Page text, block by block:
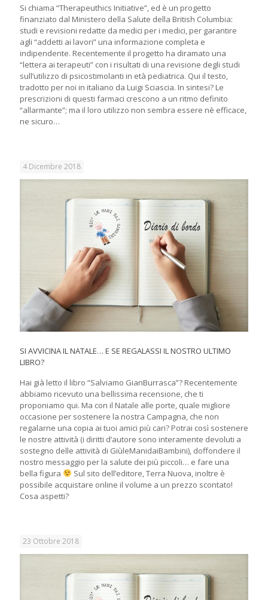
Si chiama “Therapeuthics Initiative”, ed è un progetto
finanziato dal Ministero della Salute della British Columbia:
studi e revisioni redatte da medici per i medici, per garantire
agli “addetti ai lavori” una informazione completa e
indipendente. Recentemente il progetto ha diramato una
“lettera ai terapeuti” con i risultati di una revisione degli studi
sull’utilizzo di psicostimolanti in età pediatrica. Qui il testo,
tradotto per noi in italiano da Luigi Sciascia. In sintesi? Le
prescrizioni di questi farmaci crescono a un ritmo definito
“allarmante”; ma il loro utilizzo non sembra essere nè efficace,
ne sicuro…
4 Dicembre 2018
SI AVVICINA IL NATALE… E SE REGALASSI IL NOSTRO ULTIMO
LIBRO?
Hai già letto il libro “Salviamo GianBurrasca”? Recentemente
abbiamo ricevuto una bellissima recensione, che ti
proponiamo qui. Ma con il Natale alle porte, quale migliore
occasione per sostenere la nostra Campagna, che non
regalarne una copia ai tuoi amici più cari? Potrai così sostenere
le nostre attività (i diritti d’autore sono interamente devoluti a
sostegno delle attività di GiùleManidaiBambini), doffondere il
nostro messaggio per la salute dei più piccoli… e fare una
bella figura
Sul sito dell’editore, Terra Nuova, inoltre è
possibile acquistare online il volume a un prezzo scontato!
Cosa aspetti?
23 Ottobre 2018